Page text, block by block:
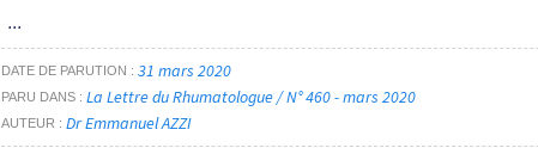
...
DATE DE PARUTION 31 mars 2020
PARU DANS La Lettre du Rhumatologue / N° 460 - mars 2020
AUTEUR Dr Emmanuel AZZI